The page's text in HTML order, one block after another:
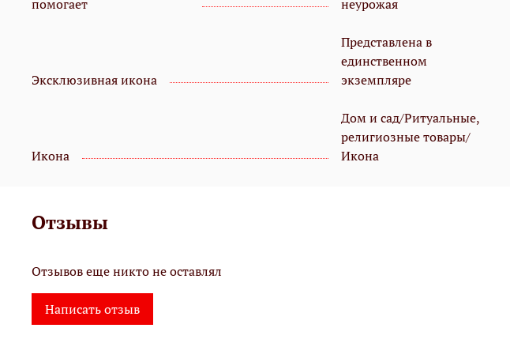
помогает
неурожая
Эксклюзивная икона
Представлена в
единственном
экземпляре
Икона
Дом и сад/Ритуальные,
религиозные товары/
Икона
Отзывы
Отзывов еще никто не оставлял
Написать отзыв